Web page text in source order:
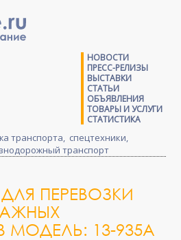
НОВОСТИ
ПРЕСС-РЕЛИЗЫ
ВЫСТАВКИ
СТАТЬИ
ОБЪЯВЛЕНИЯ
ТОВАРЫ И УСЛУГИ
СТАТИСТИКА
транспорта, спецтехники,
транспорт
ПЕРЕВОЗКИ
МОДЕЛЬ: 13-935А